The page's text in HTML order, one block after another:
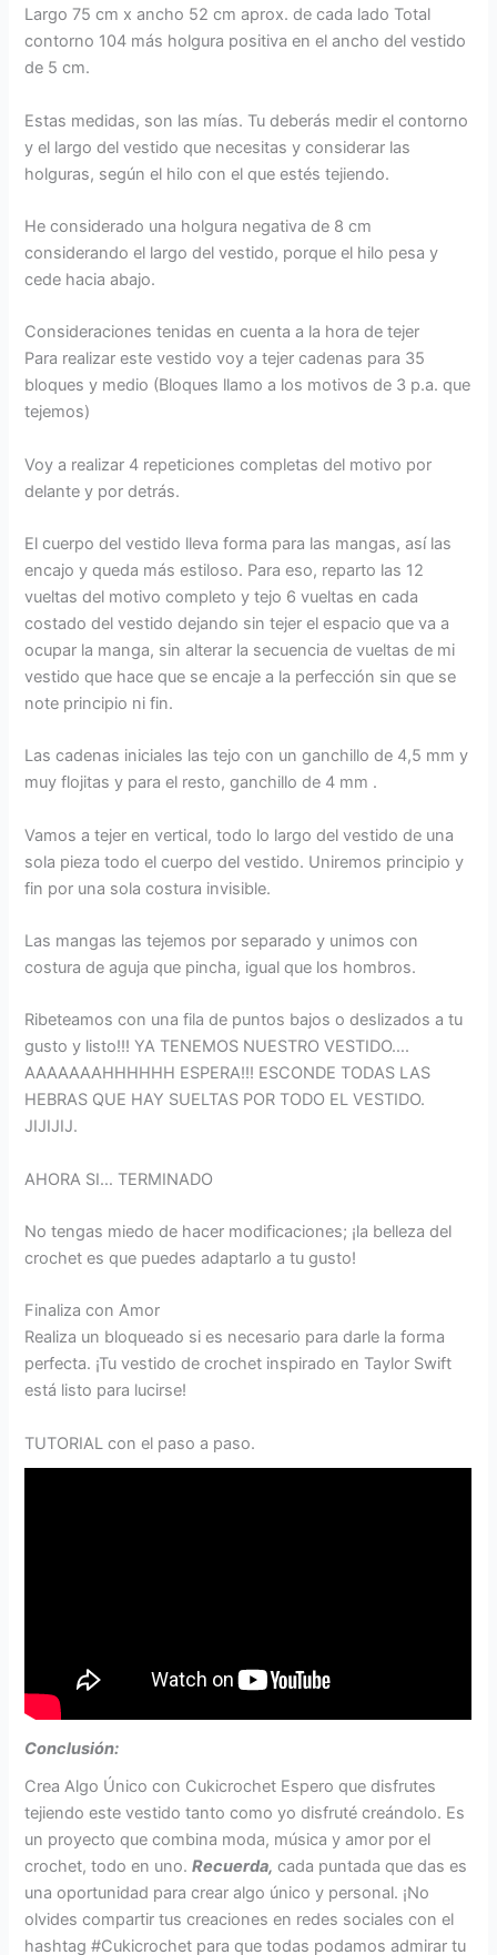
Largo 75 cm x ancho 52 cm aprox. de cada lado Total
contorno 104 más holgura positiva en el ancho del vestido
de 5 cm.
Estas medidas, son las mías. Tu deberás medir el contorno
y el largo del vestido que necesitas y considerar las
holguras, según el hilo con el que estés tejiendo.
He considerado una holgura negativa de 8 cm
considerando el largo del vestido, porque el hilo pesa y
cede hacia abajo.
Consideraciones tenidas en cuenta a la hora de tejer
Para realizar este vestido voy a tejer cadenas para 35
bloques y medio (Bloques llamo a los motivos de 3 p.a. que
tejemos)
Voy a realizar 4 repeticiones completas del motivo por
delante y por detrás.
El cuerpo del vestido lleva forma para las mangas, así las
encajo y queda más estiloso. Para eso, reparto las 12
vueltas del motivo completo y tejo 6 vueltas en cada
costado del vestido dejando sin tejer el espacio que va a
ocupar la manga, sin alterar la secuencia de vueltas de mi
vestido que hace que se encaje a la perfección sin que se
note principio ni fin.
Las cadenas iniciales las tejo con un ganchillo de 4,5 mm y
muy flojitas y para el resto, ganchillo de 4 mm .
Vamos a tejer en vertical, todo lo largo del vestido de una
sola pieza todo el cuerpo del vestido. Uniremos principio y
fin por una sola costura invisible.
Las mangas las tejemos por separado y unimos con
costura de aguja que pincha, igual que los hombros.
Ribeteamos con una fila de puntos bajos o deslizados a tu
gusto y listo!!! YA TENEMOS NUESTRO VESTIDO….
AAAAAAAHHHHHH ESPERA!!! ESCONDE TODAS LAS
HEBRAS QUE HAY SUELTAS POR TODO EL VESTIDO.
JIJIJIJ.
AHORA SI… TERMINADO
No tengas miedo de hacer modificaciones; ¡la belleza del
crochet es que puedes adaptarlo a tu gusto!
Finaliza con Amor
Realiza un bloqueado si es necesario para darle la forma
perfecta. ¡Tu vestido de crochet inspirado en Taylor Swift
está listo para lucirse!
TUTORIAL con el paso a paso.
Conclusión:
Crea Algo Único con Cukicrochet Espero que disfrutes
tejiendo este vestido tanto como yo disfruté creándolo. Es
un proyecto que combina moda, música y amor por el
crochet, todo en uno.Recuerda, cada puntada que das es
una oportunidad para crear algo único y personal. ¡No
olvides compartir tus creaciones en redes sociales con el
hashtag #Cukicrochet para que todas podamos admirar tu